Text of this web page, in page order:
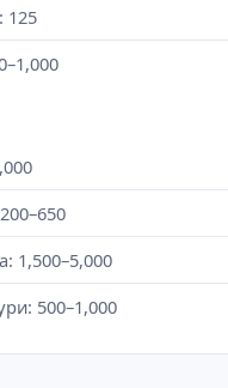
125
1,500–5,000
500–1,000